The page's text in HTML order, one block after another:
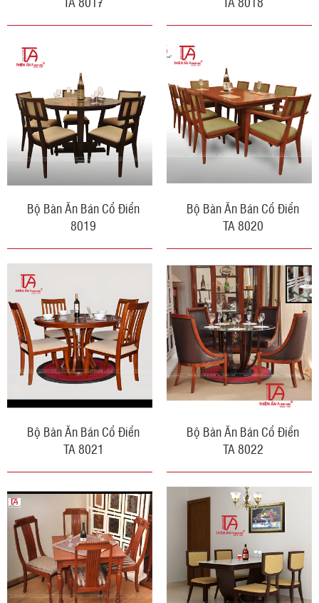
Bộ Bàn Ăn Bán Cổ Điển
8019
Bộ Bàn Ăn Bán Cổ Điển
TA 8020
Bộ Bàn Ăn Bán Cổ Điển
TA 8021
Bộ Bàn Ăn Bán Cổ Điển
TA 8022